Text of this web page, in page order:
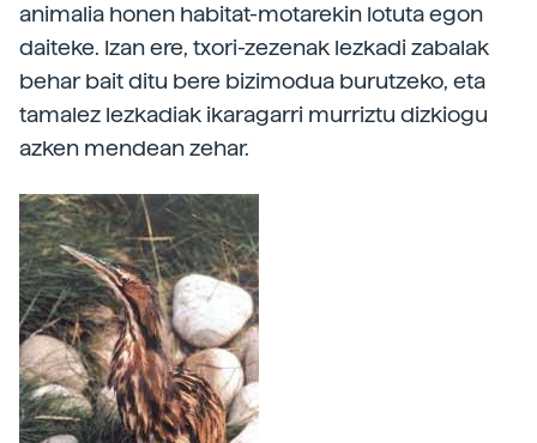
animalia honen habitat-motarekin lotuta egon
daiteke. Izan ere, txori-zezenak lezkadi zabalak
behar bait ditu bere bizimodua burutzeko, eta
tamalez lezkadiak ikaragarri murriztu dizkiogu
azken mendean zehar.